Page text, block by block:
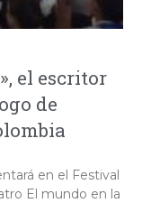
el escritor
de
en el Festival
El mundo en la